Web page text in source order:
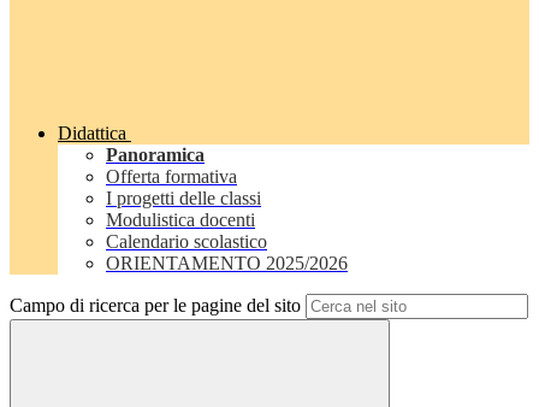
Didattica
Panoramica
Offerta formativa
I progetti delle classi
Modulistica docenti
Calendario scolastico
ORIENTAMENTO 2025/2026
Campo di ricerca per le pagine del sito